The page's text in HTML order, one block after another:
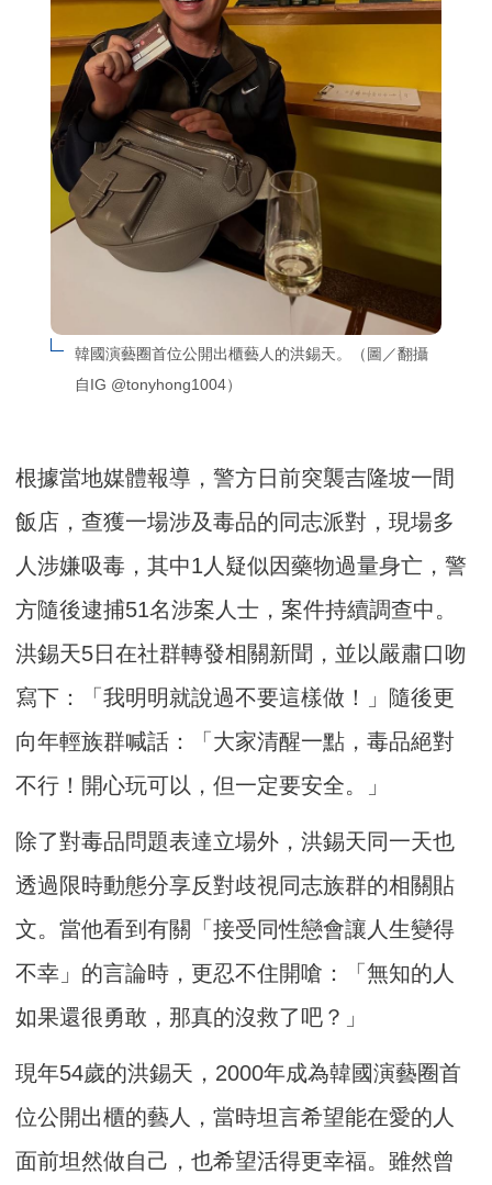
韓國演藝圈首位公開出櫃藝人的洪錫天。（圖／翻攝
自IG @tonyhong1004）
根據當地媒體報導，警方日前突襲吉隆坡一間
飯店，查獲一場涉及毒品的同志派對，現場多
人涉嫌吸毒，其中1人疑似因藥物過量身亡，警
方隨後逮捕51名涉案人士，案件持續調查中。
洪錫天5日在社群轉發相關新聞，並以嚴肅口吻
寫下：「我明明就說過不要這樣做！」隨後更
向年輕族群喊話：「大家清醒一點，毒品絕對
不行！開心玩可以，但一定要安全。」
除了對毒品問題表達立場外，洪錫天同一天也
透過限時動態分享反對歧視同志族群的相關貼
文。當他看到有關「接受同性戀會讓人生變得
不幸」的言論時，更忍不住開嗆：「無知的人
如果還很勇敢，那真的沒救了吧？」
現年54歲的洪錫天，2000年成為韓國演藝圈首
位公開出櫃的藝人，當時坦言希望能在愛的人
面前坦然做自己，也希望活得更幸福。雖然曾